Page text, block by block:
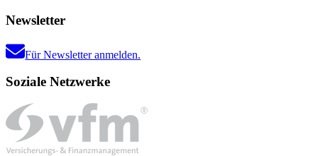
Newsletter
Für Newsletter anmelden.
Soziale Netzwerke